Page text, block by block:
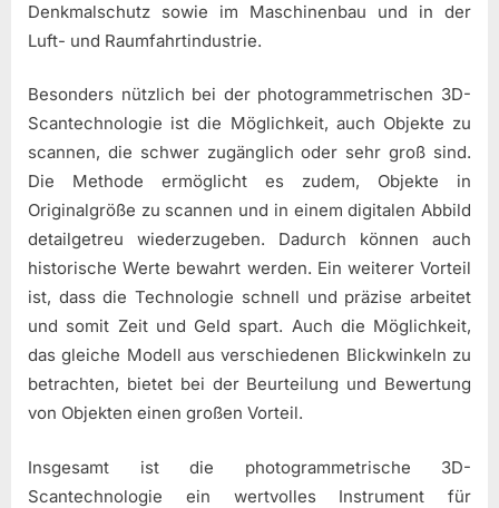
Denkmalschutz sowie im Maschinenbau und in der
Luft- und Raumfahrtindustrie.
Besonders nützlich bei der photogrammetrischen 3D-
Scantechnologie ist die Möglichkeit, auch Objekte zu
scannen, die schwer zugänglich oder sehr groß sind.
Die Methode ermöglicht es zudem, Objekte in
Originalgröße zu scannen und in einem digitalen Abbild
detailgetreu wiederzugeben. Dadurch können auch
historische Werte bewahrt werden. Ein weiterer Vorteil
ist, dass die Technologie schnell und präzise arbeitet
und somit Zeit und Geld spart. Auch die Möglichkeit,
das gleiche Modell aus verschiedenen Blickwinkeln zu
betrachten, bietet bei der Beurteilung und Bewertung
von Objekten einen großen Vorteil.
Insgesamt ist die photogrammetrische 3D-
Scantechnologie ein wertvolles Instrument für